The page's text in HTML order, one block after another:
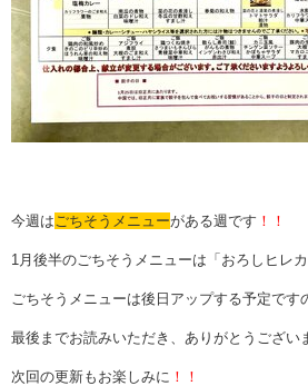
今週は ごちそうメニューがある週です ！！
1月後半のごちそうメニューは「おろしヒレ
ごちそうメニューは後日アップする予定です
最後までお読みいただき、ありがとうござ
次回の更新もお楽しみに ！！